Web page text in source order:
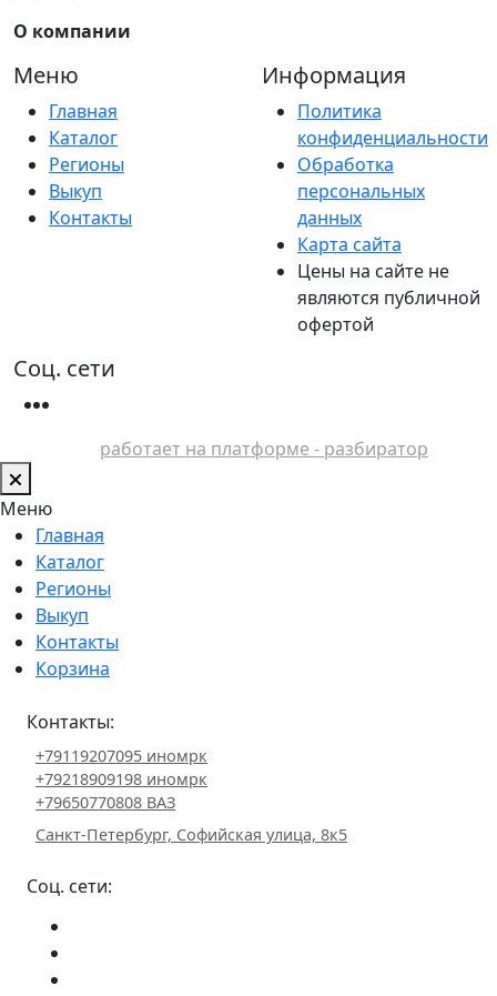
О компании
Меню
Главная
Каталог
Регионы
Выкуп
Контакты
Информация
Политика
конфиденциальности
Обработка
персональных
данных
Карта сайта
Цены на сайте не
являются публичной
офертой
Соц. сети
работает на платформе - разбиратор
Меню
Главная
Каталог
Регионы
Выкуп
Контакты
Корзина
Контакты:
+79119207095 иномрк
+79218909198 иномрк
+79650770808 ВАЗ
Санкт-Петербург, Софийская улица, 8к5
Соц. сети: